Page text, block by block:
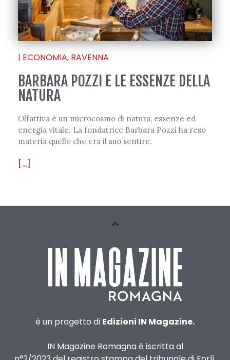
| ECONOMIA, RAVENNA
BARBARA POZZI E LE ESSENZE DELLA
NATURA
Olfattiva è un microcosmo di natura, essenze ed
energia vitale. La fondatrice Barbara Pozzi ha reso
materia quello che era il suo sentire.
[...]
è un progetto di Edizioni IN Magazine.
IN Magazine Romagna è iscritta al